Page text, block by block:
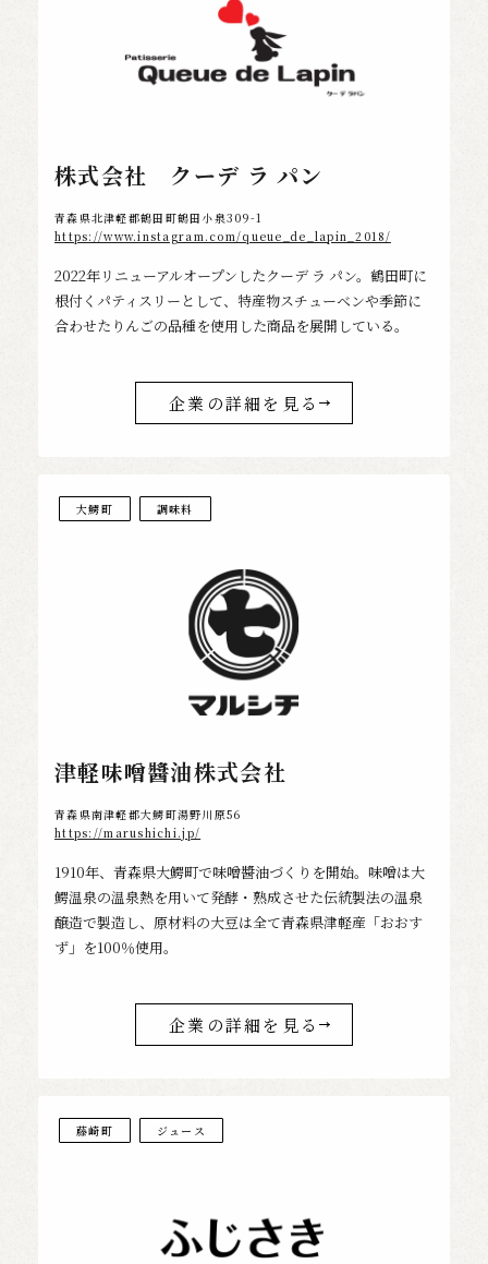
株式会社 クーデ ラ パン
青森県北津軽郡鶴田町鶴田小泉309-1
https://www.instagram.com/queue_de_lapin_2018/
2022年リニューアルオープンしたクーデ ラ パン。鶴田町に
根付くパティスリーとして、特産物スチューベンや季節に
合わせたりんごの品種を使用した商品を展開している。
企業の詳細を見る
大鰐町 調味料
津軽味噌醬油株式会社
青森県南津軽郡大鰐町湯野川原56
https://marushichi.jp/
1910年、青森県大鰐町で味噌醬油づくりを開始。味噌は大
鰐温泉の温泉熱を用いて発酵・熟成させた伝統製法の温泉
醸造で製造し、原材料の大豆は全て青森県津軽産「おおす
ず」を100％使用。
企業の詳細を見る
藤崎町 ジュース